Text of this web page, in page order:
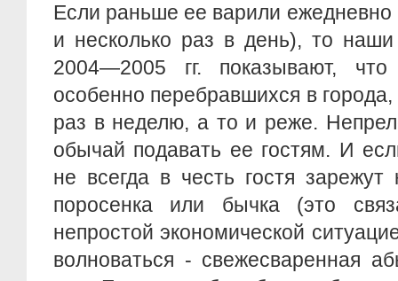
Если раньше ее варили
и несколько раз в день), то
2004—2005 гг. показывают,
особенно перебравшихся в
раз в неделю, а то и реже.
обычай подавать ее гостям. И
не всегда в честь гостя
поросенка или бычка (это
непростой экономической
волноваться - свежесваренная